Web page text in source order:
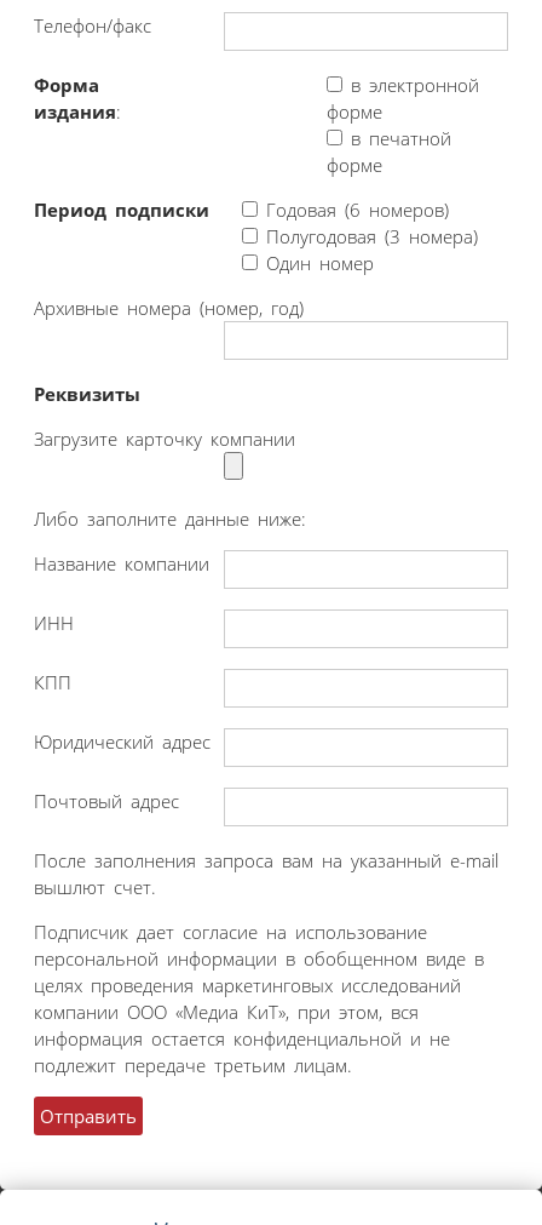
Телефон/факс
Форма
издания:
в электронной
форме
в печатной
форме
Период подписки
Годовая (6 номеров)
Полугодовая (3 номера)
Один номер
Архивные номера (номер, год)
Реквизиты
Загрузите карточку компании
Либо заполните данные ниже:
Название компании
ИНН
КПП
Юридический адрес
Почтовый адрес
После заполнения запроса вам на указанный e-mail
вышлют счет.
Подписчик дает согласие на использование
персональной информации в обобщенном виде в
целях проведения маркетинговых исследований
компании ООО «Медиа КиТ», при этом, вся
информация остается конфиденциальной и не
подлежит передаче третьим лицам.